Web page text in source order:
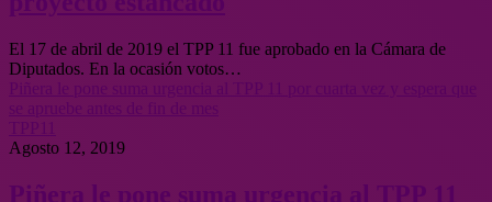
El 17 de abril de 2019 el TPP 11 fue aprobado en la Cámara de
Diputados. En la ocasión votos…
Agosto 12, 2019